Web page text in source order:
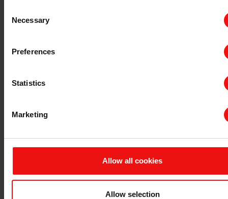
Selection
Necessary
Preferences
Statistics
Marketing
Allow all cookies
Allow selection
非常易于使用
使模塑制品具有出色的表面光洁度
减少霉菌污垢
相关应用